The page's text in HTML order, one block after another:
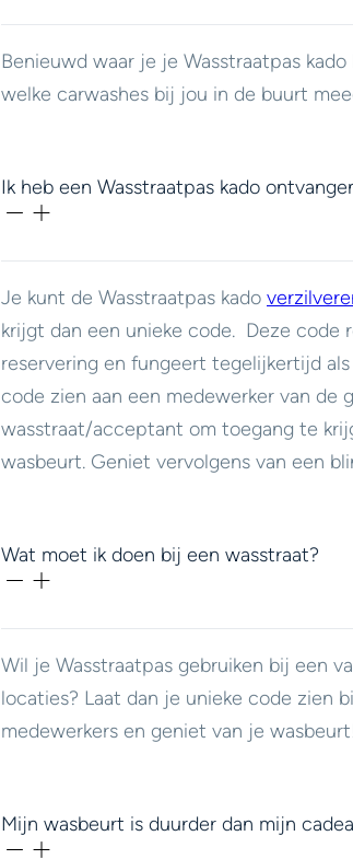
Benieuwd waar je je Wasstraatpas
welke carwashes bij jou in de buurt
Ik heb een Wasstraatpas kado
Je kunt de Wasstraatpas kado
krijgt dan een unieke code. Deze code
reservering en fungeert tegelijkertijd
code zien aan een medewerker van de
wasstraat/acceptant om toegang te
wasbeurt. Geniet vervolgens van een
Wat moet ik doen bij een wasstraat?
Wil je Wasstraatpas gebruiken bij een
locaties? Laat dan je unieke code zien
medewerkers en geniet van je
Mijn wasbeurt is duurder dan mijn